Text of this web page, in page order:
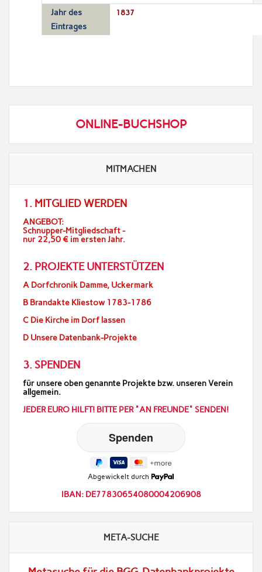
Jahr des
Eintrages
1837
ONLINE-BUCHSHOP
MITMACHEN
1. MITGLIED WERDEN
ANGEBOT:
Schnupper-Mitgliedschaft -
nur 22,50 € im ersten Jahr.
2. PROJEKTE UNTERSTÜTZEN
A Dorfchronik Damme, Uckermark
B Brandakte Kliestow 1783-1786
C Die Kirche im Dorf lassen
D Unsere Datenbank-Projekte
3. SPENDEN
für unsere oben genannte Projekte bzw. unseren Verein
allgemein.
JEDER EURO HILFT! BITTE PER "AN FREUNDE" SENDEN!
Abgewickelt durch
IBAN: DE77830654080004206908
META-SUCHE